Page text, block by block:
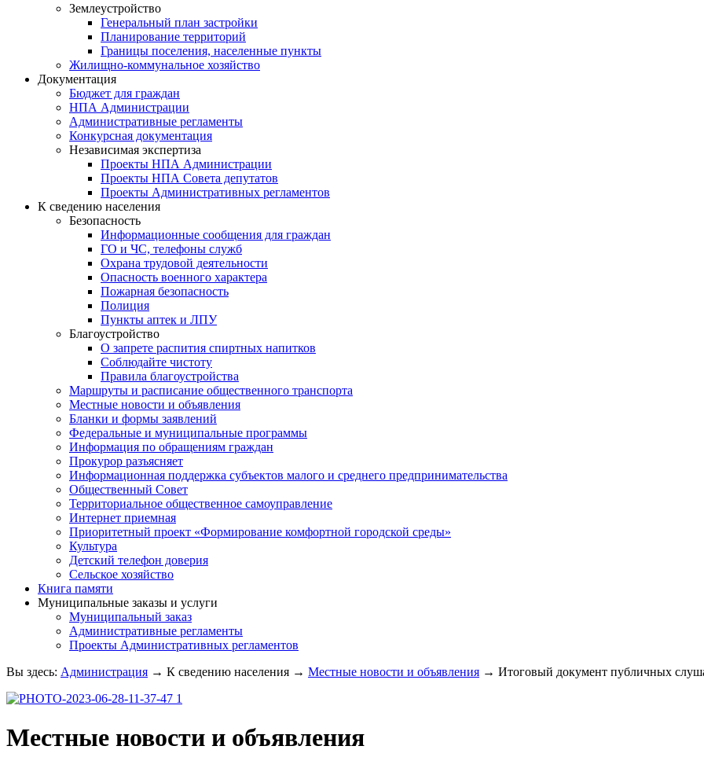
Землеустройство
Генеральный план застройки
Планирование территорий
Границы поселения, населенные пункты
Жилищно-коммунальное хозяйство
Документация
Бюджет для граждан
НПА Администрации
Административные регламенты
Конкурсная документация
Независимая экспертиза
Проекты НПА Администрации
Проекты НПА Совета депутатов
Проекты Административных регламентов
К сведению населения
Безопасность
Информационные сообщения для граждан
ГО и ЧС, телефоны служб
Охрана трудовой деятельности
Опасность военного характера
Пожарная безопасность
Полиция
Пункты аптек и ЛПУ
Благоустройство
О запрете распития спиртных напитков
Соблюдайте чистоту
Правила благоустройства
Маршруты и расписание общественного транспорта
Местные новости и объявления
Бланки и формы заявлений
Федеральные и муниципальные программы
Информация по обращениям граждан
Прокурор разъясняет
Информационная поддержка субъектов малого и среднего предпринимательства
Общественный Совет
Территориальное общественное самоуправление
Интернет приемная
Приоритетный проект «Формирование комфортной городской среды»
Культура
Детский телефон доверия
Сельское хозяйство
Книга памяти
Муниципальные заказы и услуги
Муниципальный заказ
Административные регламенты
Проекты Административных регламентов
Вы здесь: Администрация → К сведению населения → Местные новости и объявления → Итоговый документ публичных
Местные новости и объявления